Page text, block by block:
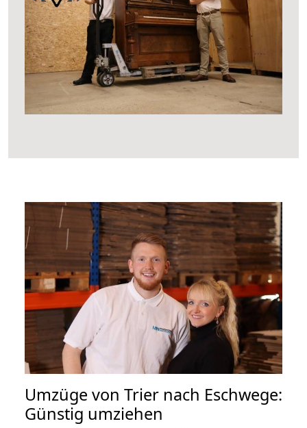
Umzüge von Trier nach Eschwege:
Günstig umziehen